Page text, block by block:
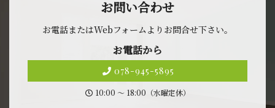
お問 い 合 わ せ
お電話またはWebフォームよりお問合せ 下 さ い 。
お 電 話 か ら
078-945-5895
10:00 〜 18:00（水曜定休）